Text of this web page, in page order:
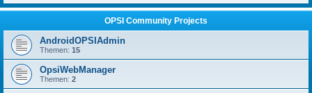
OPSI Community Projects
AndroidOPSIAdmin
Themen: 15
OpsiWebManager
Themen: 2